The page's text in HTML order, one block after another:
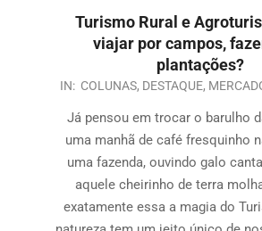
Turismo Rural e
viajar por campos,
plantações?
IN: COLUNAS, DESTAQUE,
Já pensou em trocar o barulho
uma manhã de café fresquinho
uma fazenda, ouvindo galo
aquele cheirinho de terra
exatamente essa a magia do